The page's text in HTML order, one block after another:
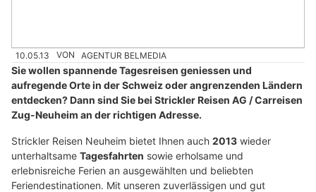
10.05.13 VON AGENTUR BELMEDIA
Sie wollen spannende Tagesreisen geniessen und
aufregende Orte in der Schweiz oder angrenzenden Ländern
entdecken? Dann sind Sie bei Strickler Reisen AG / Carreisen
Zug-Neuheim an der richtigen Adresse.
Strickler Reisen Neuheim bietet Ihnen auch 2013 wieder
unterhaltsame Tagesfahrten sowie erholsame und
erlebnisreiche Ferien an ausgewählten und beliebten
Feriendestinationen. Mit unseren zuverlässigen und gut